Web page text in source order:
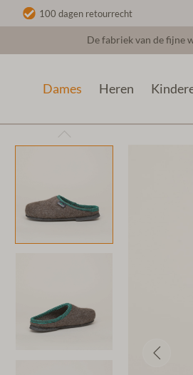
100 dagen retourrecht
De fabriek van de fijne
Dames Heren